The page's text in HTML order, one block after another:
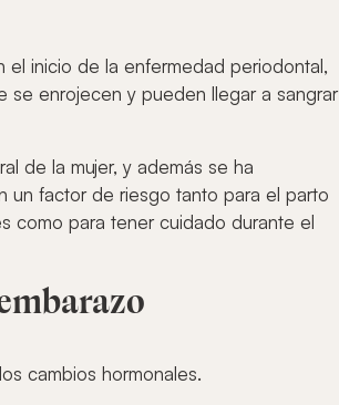
el inicio de la enfermedad periodontal,
se enrojecen y pueden llegar a sangrar
de la mujer, y además se ha
factor de riesgo tanto para el parto
como para tener cuidado durante el
cambios hormonales.